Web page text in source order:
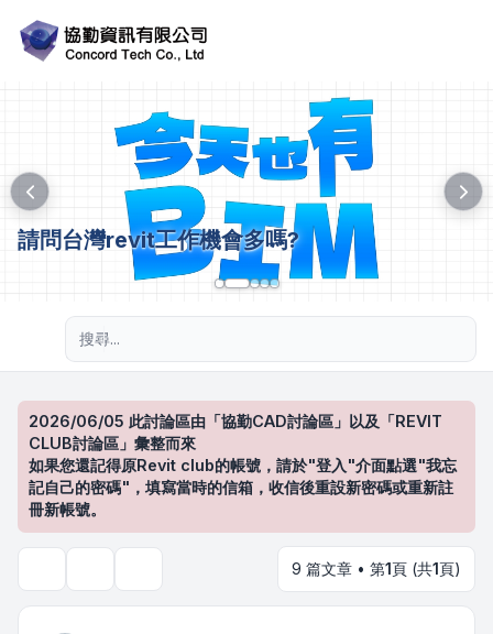
請問台灣revit工作機會多嗎?
2026/06/05 此討論區由「協勤CAD討論區」以及「REVIT
CLUB討論區」彙整而來
如果您還記得原Revit club的帳號，請於"登入"介面點選"我忘
記自己的密碼"，填寫當時的信箱，收信後重設新密碼或重新註
冊新帳號。
9 篇文章 • 第1頁 (共1頁)